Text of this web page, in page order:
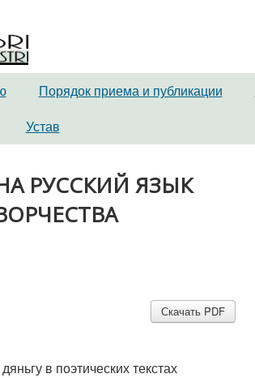
Порядок приема и публикации
Устав
РУССКИЙ ЯЗЫК
Скачать PDF
в поэтических текстах